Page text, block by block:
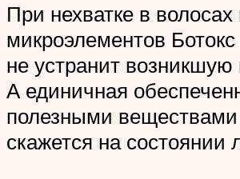
При нехватке в
микроэлементов Ботокс
не устранит
А единичная
полезными
скажется на состоянии